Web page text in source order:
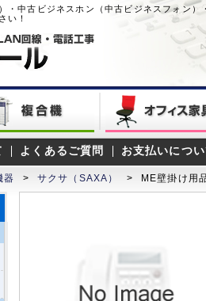
・中古ビジネスホン（中古ビジネスフォン
い！
よくあるご質問 お支払いにつ
器 > サクサ（SAXA） > ME壁掛け用